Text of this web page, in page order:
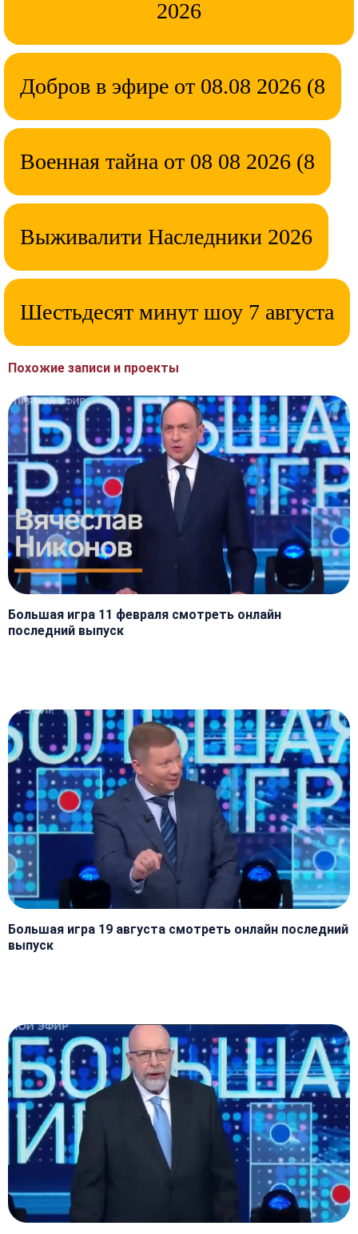
2026
Добров в эфире от 08.08 2026 (8
Военная тайна от 08 08 2026 (8
Выживалити Наследники 2026
Шестьдесят минут шоу 7 августа
Похожие записи и проекты
Большая игра 11 февраля смотреть онлайн
последний выпуск
Большая игра 19 августа смотреть онлайн последний
выпуск